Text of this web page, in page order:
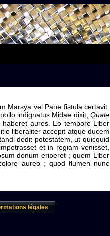
Marsya vel Pane fistula certavit.
indignatus Midae dixit, Quale
haberet aures. Eo tempore Liber
liberaliter accepit atque ducem
dedit potestatem, ut quicquid
et in regiam venisset,
donum eriperet ; quem Liber
aureo ; quod flumen nunc
légales